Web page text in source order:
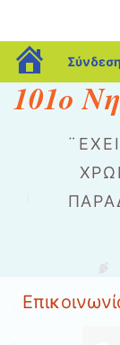
blogs.sch.gr
Σύνδεση
101ο
Μετάβαση στο